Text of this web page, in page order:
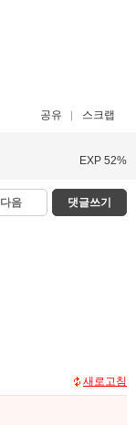
공유 스크랩
EXP 52%
다음 댓글쓰기
새로고침